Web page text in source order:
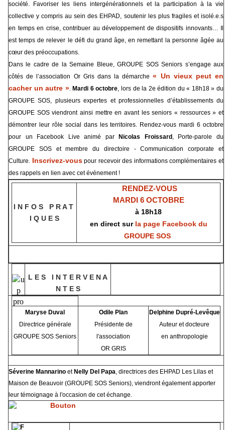
société. Favoriser les liens intergénérationnels et la participation à la vie
collective y compris au sein des EHPAD, soutenir les plus fragiles et isolé.e.s
en temps en crise, contribuer au développement de dispositifs innovants… Il
est temps de relever le défi du grand âge, en remettant la personne âgée au
cœur des préoccupations.
Dans le cadre de la Semaine Bleue, GROUPE SOS Seniors s’engage aux
côtés de l’association Or Gris dans la démarche« Un vieux peut en
cacher un autre ». Mardi 6 octobre, lors de la 2e édition du « 18h18 » du
GROUPE SOS, plusieurs expertes et professionnelles d’établissements du
GROUPE SOS viendront ainsi mettre en avant les seniors « ressources » et
démontrer leur rôle social dans les territoires. Rendez-vous mardi 6 octobre
pour un Facebook Live animé par
Nicolas Froissard , Porte-parole du
GROUPE SOS et membre du directoire - Communication corporate et
Culture. Inscrivez-vouspour recevoir des informations complémentaires et
des rappels en lien avec cet événement !
I N F O S P R A T
I Q U E S
RENDEZ-VOUS
MARDI 6 OCTOBRE
à 18h18
en direct sur la page Facebook du
GROUPE SOS
L E S I N T E R V E N A
N T E S
Maryse Duval
Directrice générale
GROUPE SOS Seniors
Odile Plan
Présidente de
l'association
OR GRIS
Delphine Dupré-Levêque
Auteur et docteure
en anthropologie
Séverine Mannarino et Nelly Del Papa, directrices des EHPAD Les Lilas et
Maison de Beauvoir (GROUPE SOS Seniors), viendront également apporter
leur témoignage à l'occasion de cet échange.